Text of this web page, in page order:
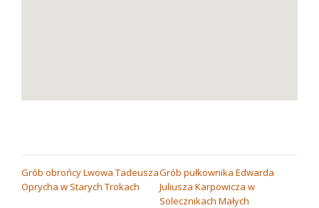
NAWIGACJA
WPISU
Grób obrońcy Lwowa Tadeusza
Oprycha w Starych Trokach
Grób pułkownika Edwarda
Juliusza Karpowicza w
Solecznikach Małych